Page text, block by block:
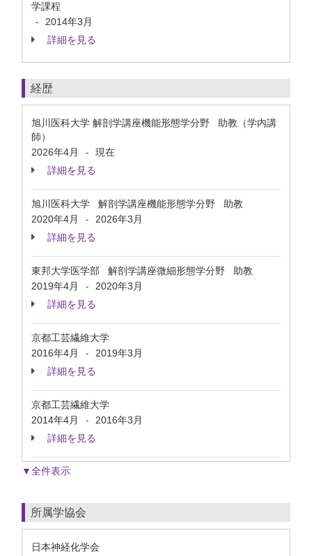
学課程
-
2014年3月
詳細を見る
経歴
旭川医科大学 解剖学講座機能形態学分野 助教（学内講
師）
2026年4月
-
現在
詳細を見る
旭川医科大学 解剖学講座機能形態学分野 助教
2020年4月
-
2026年3月
詳細を見る
東邦大学医学部 解剖学講座微細形態学分野 助教
2019年4月
-
2020年3月
詳細を見る
京都工芸繊維大学
2016年4月
-
2019年3月
詳細を見る
京都工芸繊維大学
2014年4月
-
2016年3月
詳細を見る
▼全件表示
所属学協会
日本神経化学会